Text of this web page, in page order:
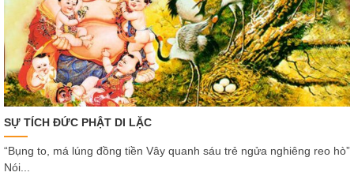
SỰ TÍCH ĐỨC PHẬT DI LẶC
“Bụng to, má lúng đồng tiền Vây quanh sáu trẻ ngửa nghiêng reo hò”
Nói...